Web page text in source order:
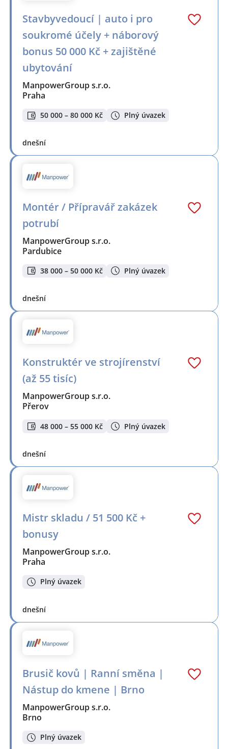
Stavbyvedoucí | auto i pro
soukromé účely + náborový
bonus 50 000 Kč + zajištěné
ubytování
ManpowerGroup s.r.o.
Praha
50 000 – 80 000 Kč Plný úvazek
dnešní
Montér / Přípravář zakázek
potrubí
ManpowerGroup s.r.o.
Pardubice
38 000 – 50 000 Kč Plný úvazek
dnešní
Konstruktér ve strojírenství
(až 55 tisíc)
ManpowerGroup s.r.o.
Přerov
48 000 – 55 000 Kč Plný úvazek
dnešní
Mistr skladu / 51 500 Kč +
bonusy
ManpowerGroup s.r.o.
Praha
Plný úvazek
dnešní
Brusič kovů | Ranní směna |
Nástup do kmene | Brno
ManpowerGroup s.r.o.
Brno
Plný úvazek